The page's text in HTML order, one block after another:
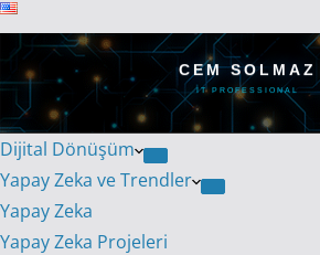
CEM SOLMAZ
IT PROFESSIONAL
Dijital Dönüşüm
Yapay Zeka ve Trendler
Yapay Zeka
Yapay Zeka Projeleri